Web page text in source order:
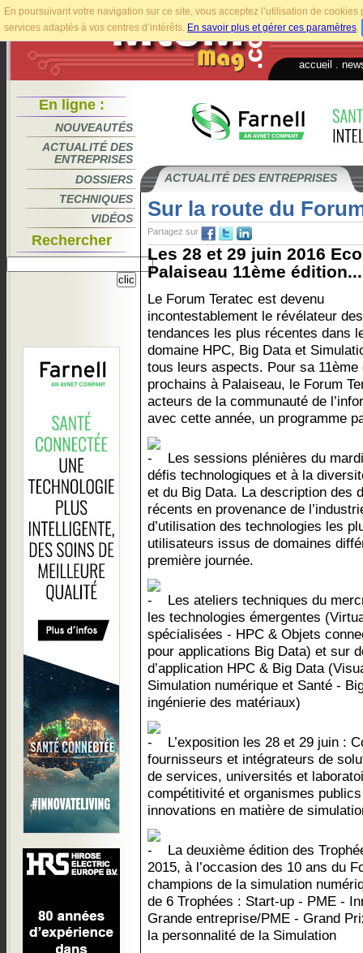
En poursuivant votre navigation sur ce site, vous acceptez l’utilisation de
services adaptés à vos centres d’intérêts. En savoir plus et gérer ces paramètres.
accueil
En ligne :
NOUVEAUTÉS
ACTUALITÉ DES
ENTREPRISES
DOSSIERS
TECHNIQUES
VIDÉOS
Rechercher
ACTUALITÉ DES ENTREPRISES
Sur la route du
Partagez sur
Les 28 et 29 juin 2016
Palaiseau 11ème édition...
Le Forum Teratec est devenu
incontestablement le révélateur des
tendances les plus récentes dans
domaine HPC, Big Data et
tous leurs aspects. Pour sa
prochains à Palaiseau, le Forum
acteurs de la communauté de
avec cette année, un programme
Les sessions plénières du
défis technologiques et à la
et du Big Data. La description des
récents en provenance de
d’utilisation des technologies les
utilisateurs issus de domaines
première journée.
Les ateliers techniques du
les technologies émergentes
spécialisées - HPC & Objets
pour applications Big Data) et sur
d’application HPC & Big Data
Simulation numérique et Santé -
ingénierie des matériaux)
L’exposition les 28 et 29 juin :
fournisseurs et intégrateurs de
de services, universités et
compétitivité et organismes
innovations en matière de
La deuxième édition des
2015, à l’occasion des 10 ans du
champions de la simulation
de 6 Trophées : Start-up - PME -
Grande entreprise/PME - Grand
la personnalité de la Simulation